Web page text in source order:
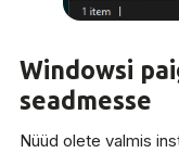
Windowsi
seadmesse
Nüüd olete valmis